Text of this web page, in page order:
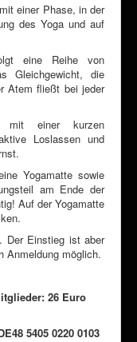
einer Phase, in der
des Yoga und auf
eine Reihe von
Gleichgewicht, die
Atem fließt bei jeder
einer kurzen
Loslassen und
Yogamatte sowie
am Ende der
Auf der Yogamatte
Der Einstieg ist aber
Anmeldung möglich.
26 Euro
5405 0220 0103